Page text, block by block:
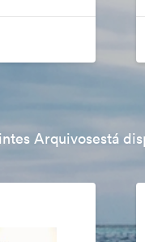
Arquivosestá